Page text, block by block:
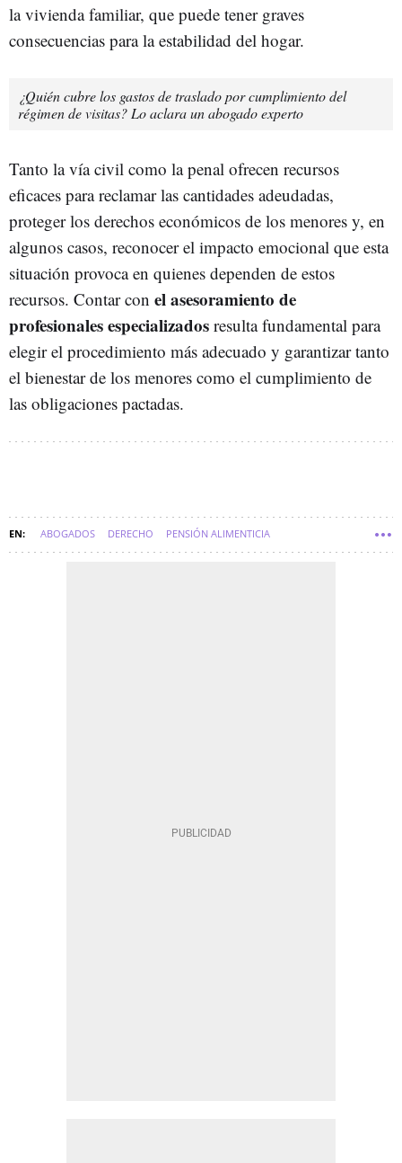
la vivienda familiar, que puede tener graves
consecuencias para la estabilidad del hogar.
¿Quién cubre los gastos de traslado por cumplimiento del
régimen de visitas? Lo aclara un abogado experto
Tanto la vía civil como la penal ofrecen recursos
eficaces para reclamar las cantidades adeudadas,
proteger los derechos económicos de los menores y, en
algunos casos, reconocer el impacto emocional que esta
situación provoca en quienes dependen de estos
recursos. Contar con el asesoramiento de
profesionales especializados resulta fundamental para
elegir el procedimiento más adecuado y garantizar tanto
el bienestar de los menores como el cumplimiento de
las obligaciones pactadas.
ABOGADOS DERECHO PENSIÓN ALIMENTICIA